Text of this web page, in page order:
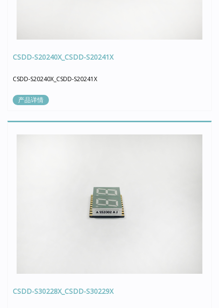
CSDD-S20240X_CSDD-S20241X
CSDD-S20240X_CSDD-S20241X
产品详情
CSDD-S30228X_CSDD-S30229X